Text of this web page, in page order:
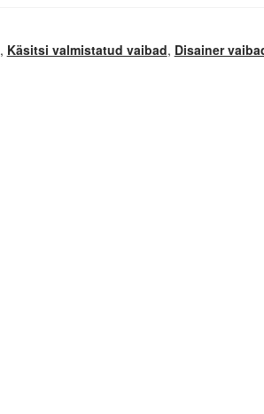
, Käsitsi valmistatud vaibad, Disainer